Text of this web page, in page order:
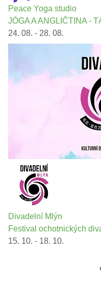
Peace Yoga studio
JÓGA A ANGLIČTINA -
24. 08. - 28. 08.
Divadelní Mlýn
Festival ochotnických
15. 10. - 18. 10.